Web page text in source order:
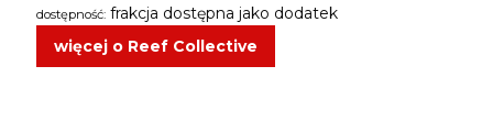
dostępność: frakcja dostępna jako dodatek
więcej o Reef Collective